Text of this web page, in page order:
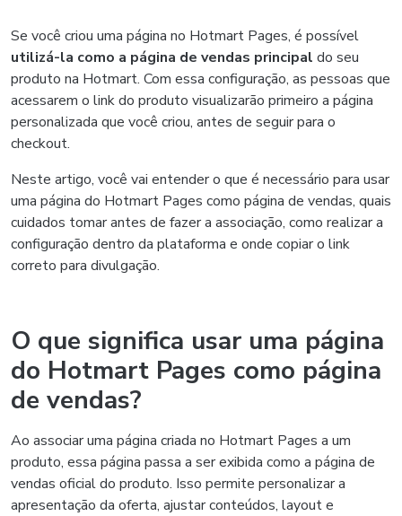
Se você criou uma página no Hotmart Pages, é possível
utilizá-la como a página de vendas principal do seu
produto na Hotmart. Com essa configuração, as pessoas que
acessarem o link do produto visualizarão primeiro a página
personalizada que você criou, antes de seguir para o
checkout.
Neste artigo, você vai entender o que é necessário para usar
uma página do Hotmart Pages como página de vendas, quais
cuidados tomar antes de fazer a associação, como realizar a
configuração dentro da plataforma e onde copiar o link
correto para divulgação.
O que significa usar uma página
do Hotmart Pages como página
de vendas?
Ao associar uma página criada no Hotmart Pages a um
produto, essa página passa a ser exibida como a página de
vendas oficial do produto. Isso permite personalizar a
apresentação da oferta, ajustar conteúdos, layout e